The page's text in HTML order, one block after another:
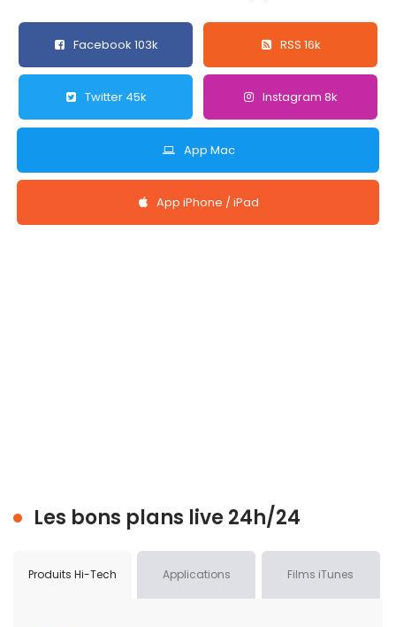
Facebook 103k RSS 16k
Twitter 45k Instagram 8k
App Mac
App iPhone / iPad
Les bons plans live 24h/24
Produits Hi-Tech Applications Films iTunes